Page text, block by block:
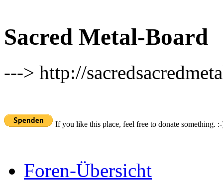
Sacred Metal-Board
---> http://
If you like this place, feel free to donate something.
Foren-Übersicht